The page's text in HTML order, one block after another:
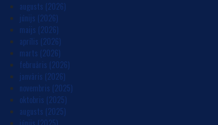
augusts (2026)
jūnijs (2026)
maijs (2026)
aprīlis (2026)
marts (2026)
februāris (2026)
janvāris (2026)
novembris (2025)
oktobris (2025)
augusts (2025)